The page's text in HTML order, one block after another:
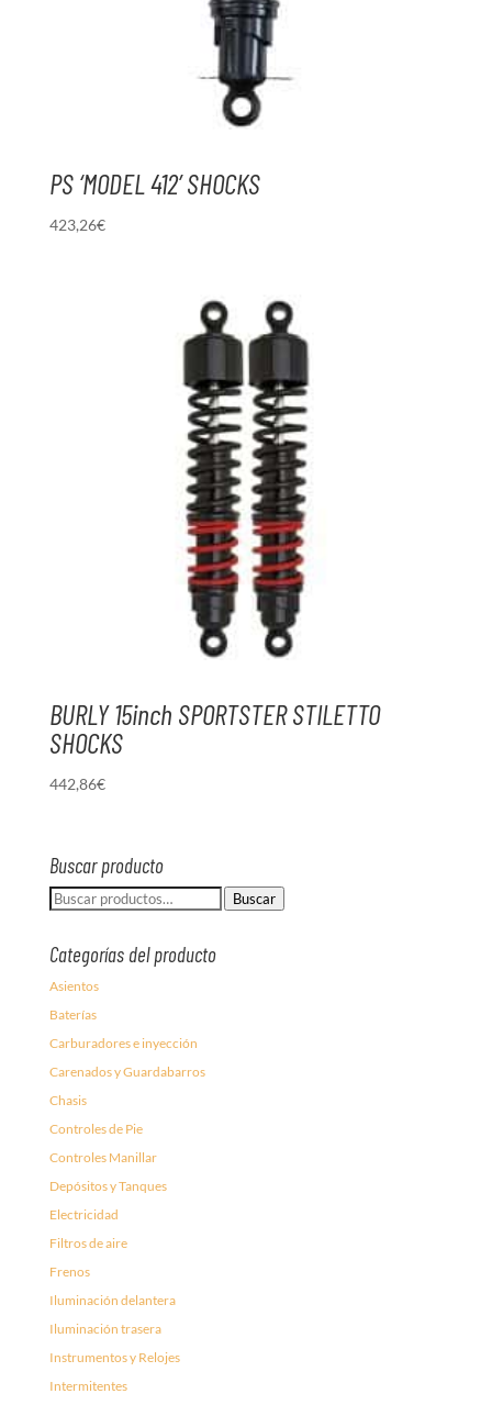
PS ‘MODEL 412’ SHOCKS
423,26€
BURLY 15inch SPORTSTER STILETTO
SHOCKS
442,86€
Buscar producto
Buscar
Buscar
Categorías del producto
Asientos
Baterías
Carburadores e inyección
Carenados y Guardabarros
Chasis
Controles de Pie
Controles Manillar
Depósitos y Tanques
Electricidad
Filtros de aire
Frenos
Iluminación delantera
Iluminación trasera
Instrumentos y Relojes
Intermitentes